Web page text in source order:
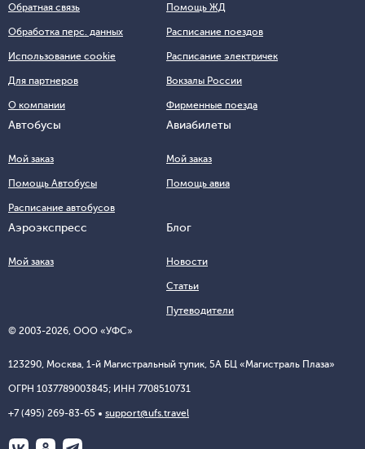
© 2003-2026 , ООО «УФС»
123290, Москва, 1-й Магистральный тупик, 5А БЦ «Магистраль Плаза»
ОГРН 1037789003845; ИНН 7708510731
+7 (495) 269-83-65 support@ufs.travel
Обратная связь
Обработка перс. данных
Использование cookie
Для партнеров
О компании
Помощь ЖД
Расписание поездов
Расписание электричек
Вокзалы России
Фирменные поезда
Автобусы
Мой заказ
Помощь Автобусы
Расписание автобусов
Авиабилеты
Мой заказ
Помощь авиа
Аэроэкспресс
Мой заказ
Блог
Новости
Статьи
Путеводители